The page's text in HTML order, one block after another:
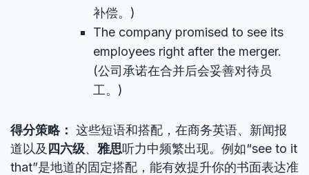
补偿。)
The company promised to see its
employees right after the merger.
(公司承诺在合并后会妥善对待员
工。)
得分策略： 这些短语和搭配，在商务英语、新闻报
道以及 四六级、 雅思听力中频繁出现。例如“see to it
that”是地道的固定搭配，能有效提升你的书面表达准